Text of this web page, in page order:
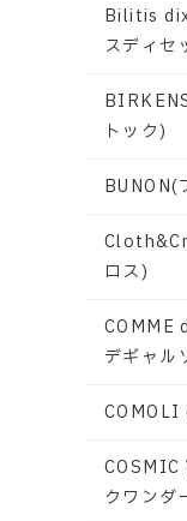
Bilitis
スディセ
トック)
BUNON(
ロス)
COMME
デギャル
COMOLI
COSMIC
クワンダ